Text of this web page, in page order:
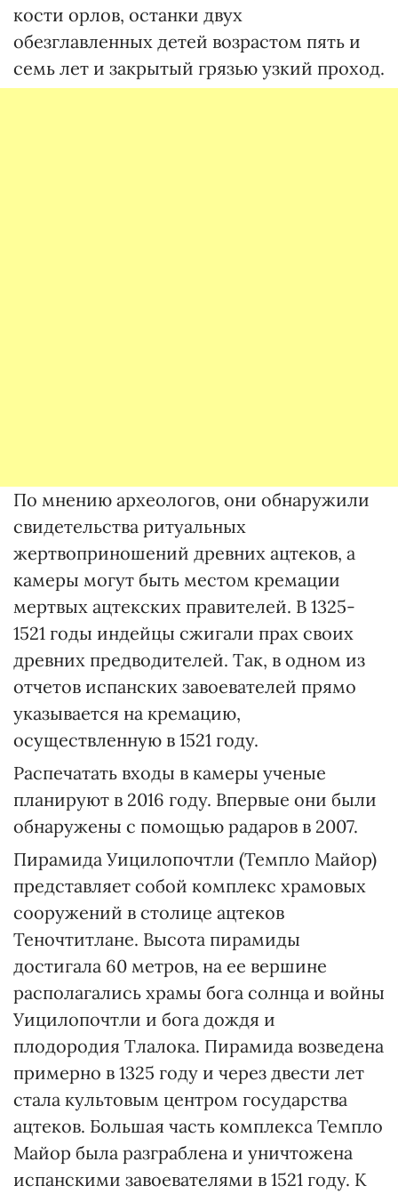
кости орлов, останки двух
обезглавленных детей возрастом пять и
семь лет и закрытый грязью узкий проход.
По мнению археологов, они обнаружили
свидетельства ритуальных
жертвоприношений древних ацтеков, а
камеры могут быть местом кремации
мертвых ацтекских правителей. В 1325-
1521 годы индейцы сжигали прах своих
древних предводителей. Так, в одном из
отчетов испанских завоевателей прямо
указывается на кремацию,
осуществленную в 1521 году.
Распечатать входы в камеры ученые
планируют в 2016 году. Впервые они были
обнаружены с помощью радаров в 2007.
Пирамида Уицилопочтли (Темпло Майор)
представляет собой комплекс храмовых
сооружений в столице ацтеков
Теночтитлане. Высота пирамиды
достигала 60 метров, на ее вершине
располагались храмы бога солнца и войны
Уицилопочтли и бога дождя и
плодородия Тлалока. Пирамида возведена
примерно в 1325 году и через двести лет
стала культовым центром государства
ацтеков. Большая часть комплекса Темпло
Майор была разграблена и уничтожена
испанскими завоевателями в 1521 году. К